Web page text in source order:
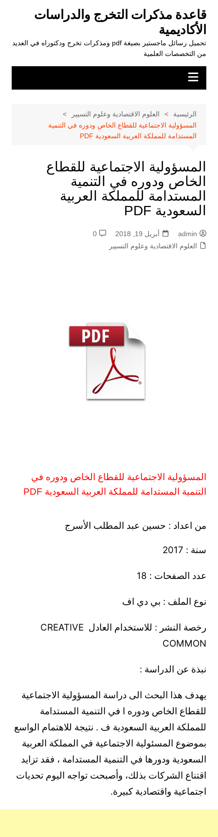
المحتوى
قاعدة مذكرات التخرج والدراسات
الأكاديمية
تحميل رسائل ماجستير بصيغة pdf ومذكرات تخرج ودكتوراه في العديد
من التخصصات العلمية
الرئيسية
العلوم الاقتصادية وعلوم التسيير
المسؤولية الاجتماعية للقطاع الخاص ودوره في التنمية
المستدامة للمملكة العربية السعودية PDF
المسؤولية الاجتماعية للقطاع
الخاص ودوره في التنمية
المستدامة للمملكة العربية
السعودية PDF
admin أبريل 19, 2018
0
العلوم الاقتصادية وعلوم التسيير
المسؤولية الاجتماعية للقطاع الخاص ودوره في
التنمية المستدامة للمملكة العربية السعودية PDF
من اعداد : حسين عبد المطلب الأسرج
سنة : 2017
عدد الصفحات : 18
نوع الملف : بي دي اف
رخصة النشر : للاستخدام العادل CREATIVE
COMMON
نبذة عن الدراسة :
يهدف هذا البحث الى دراسة المسؤولية الاجتماعية
للقطاع الخاص ودوره ا في التنمية المستدامة
للمملكة العربية السعودية ف . نتيجة للاهتمام الواسع
بموضوع المسئولية الاجتماعية في المملكة العربية
السعودية ودورها في التنمية المستدامة ، فقد تزايد
اقتناع الشركات بذلك، وأصبحت تواجه اليوم تحديات
اجتماعية واقتصادية كبيرة.